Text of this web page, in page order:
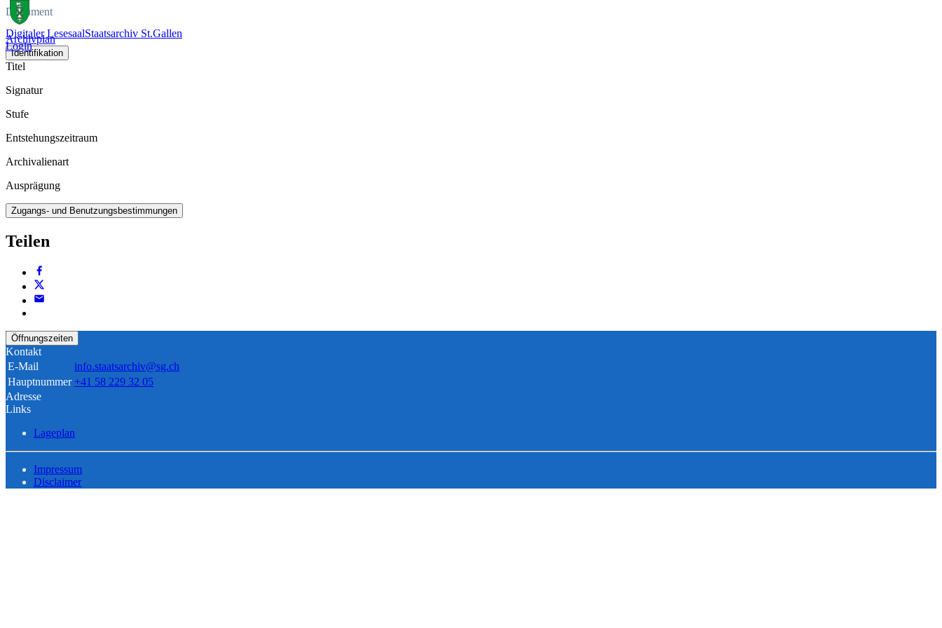
Digitaler LesesaalStaatsarchiv St.Gallen
Login
Dokument
Archivplan
Identifikation
Titel
Signatur
Stufe
Entstehungszeitraum
Archivalienart
Ausprägung
Zugangs- und Benutzungsbestimmungen
Teilen
Öffnungszeiten
Kontakt
E-Mail
info.staatsarchiv@sg.ch
Hauptnummer +41 58 229 32 05
Adresse
Links
Lageplan
Impressum
Disclaimer